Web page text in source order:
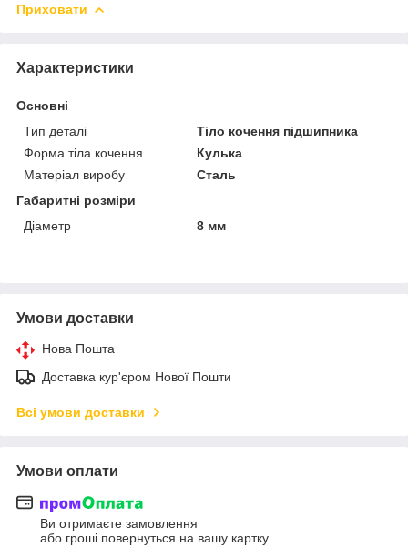
Приховати
Характеристики
Основні
Тип деталі
Тіло кочення підшипника
Форма тіла кочення
Кулька
Матеріал виробу
Сталь
Габаритні розміри
Діаметр
8 мм
Умови доставки
Нова Пошта
Доставка кур'єром Нової Пошти
Всі умови доставки
Умови оплати
Ви отримаєте замовлення
або гроші повернуться на вашу картку